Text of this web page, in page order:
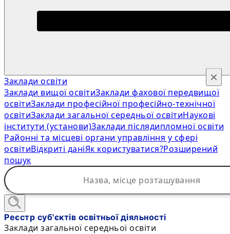
Заклади освіти
Заклади вищої освітиЗаклади фахової передвищої
освітиЗаклади професійної професійно-технічної
освітиЗаклади загальної середньої освітиНаукові
інститути (установи)Заклади післядипломної освіти
Районні та місцеві органи управління у сфері
освітиВідкриті даніЯк користуватися?Розширений
пошук
×
Реєстр суб'єктів освітньої діяльності
Заклади загальної середньої освіти